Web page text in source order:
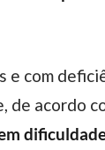
e com
de acordo